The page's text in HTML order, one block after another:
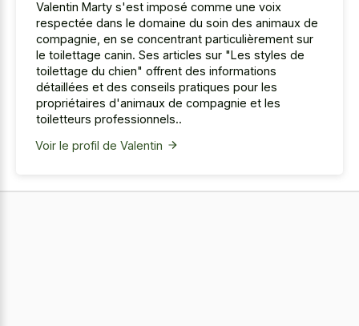
Valentin Marty s'est imposé comme une voix
respectée dans le domaine du soin des animaux de
compagnie, en se concentrant particulièrement sur
le toilettage canin. Ses articles sur "Les styles de
toilettage du chien" offrent des informations
détaillées et des conseils pratiques pour les
propriétaires d'animaux de compagnie et les
toiletteurs professionnels..
Voir le profil de Valentin